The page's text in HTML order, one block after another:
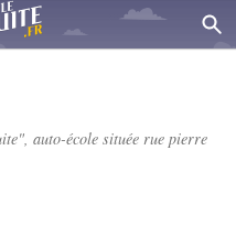
auto-école située rue pierre